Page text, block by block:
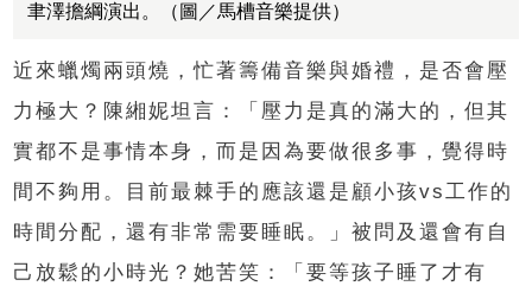
聿澤擔綱演出。（圖／馬槽音樂提供）
近來蠟燭兩頭燒，忙著籌備音樂與婚禮，是否會壓
力極大？陳緗妮坦言：「壓力是真的滿大的，但其
實都不是事情本身，而是因為要做很多事，覺得時
間不夠用。目前最棘手的應該還是顧小孩vs工作的
時間分配，還有非常需要睡眠。」被問及還會有自
己放鬆的小時光？她苦笑：「要等孩子睡了才有